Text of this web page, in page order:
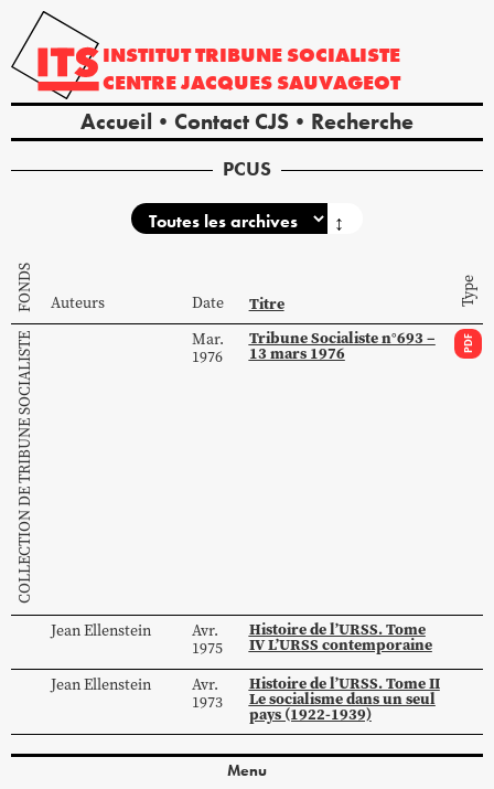
INSTITUTTRIBUNE SOCIALISTE
CENTREJACQUES SAUVAGEOT
Accueil Contact CJS Recherche
PCUS
↕
FONDS Auteurs Date Titre Type
COLLECTION DE TRIBUNE SOCIALISTE
Mar.
1976
Tribune Socialiste n°693 –
13 mars 1976 PDF
JeanEllenstein
Avr.
1975
Histoire de l’URSS. Tome
IV L’URSS contemporaine
JeanEllenstein
Avr.
1973
Histoire de l’URSS. Tome II
Le socialisme dans un seul
pays (1922-1939)
Menu